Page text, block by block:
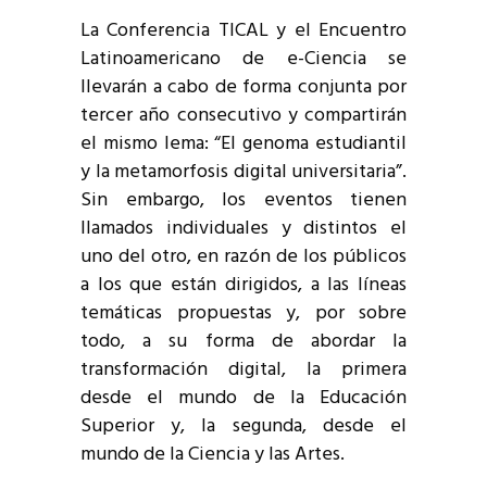
La Conferencia TICAL y el Encuentro
Latinoamericano de e-Ciencia se
llevarán a cabo de forma conjunta por
tercer año consecutivo y compartirán
el mismo lema: “El genoma estudiantil
y la metamorfosis digital universitaria”.
Sin embargo, los eventos tienen
llamados individuales y distintos el
uno del otro, en razón de los públicos
a los que están dirigidos, a las líneas
temáticas propuestas y, por sobre
todo, a su forma de abordar la
transformación digital, la primera
desde el mundo de la Educación
Superior y, la segunda, desde el
mundo de la Ciencia y las Artes.